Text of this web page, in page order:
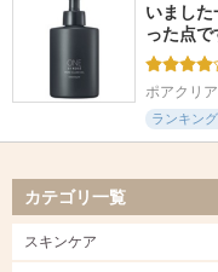
いまし
った点
ポアクリ
ランキン
カテゴリ一覧
スキンケア